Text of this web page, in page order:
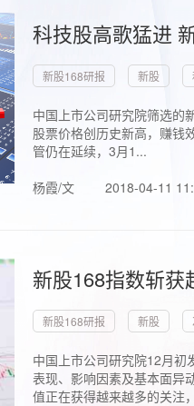
科技股高歌猛进
新股168研报 新股
中国上市公司研究院筛选的
股票价格创历史新高，赚钱
管仍在延续，3月1...
杨霞/文
2018-04-11
新股168指数斩
新股168研报 新股
中国上市公司研究院12月初
表现、影响因素及基本面异
值正在获得越来越多的关注